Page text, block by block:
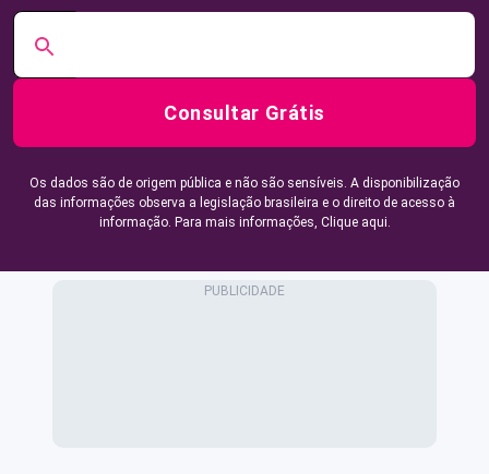
Consultar Grátis
Os dados são de origem pública e não são sensíveis. A disponibilização
das informações observa a legislação brasileira e o direito de acesso à
informação. Para mais informações, Clique aqui.